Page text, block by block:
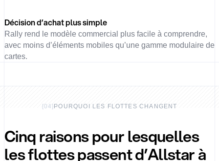
Décision d’achat plus simple
Rally rend le modèle commercial plus facile à comprendre,
avec moins d’éléments mobiles qu’une gamme modulaire de
cartes.
[04] POURQUOI LES FLOTTES CHANGENT
Cinq raisons pour lesquelles
les flottes passent d’Allstar à